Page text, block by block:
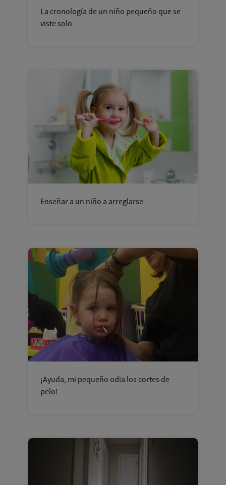
La cronología de un niño pequeño que se
viste solo
Enseñar a un niño a arreglarse
¡Ayuda, mi pequeño odia los cortes de
pelo!